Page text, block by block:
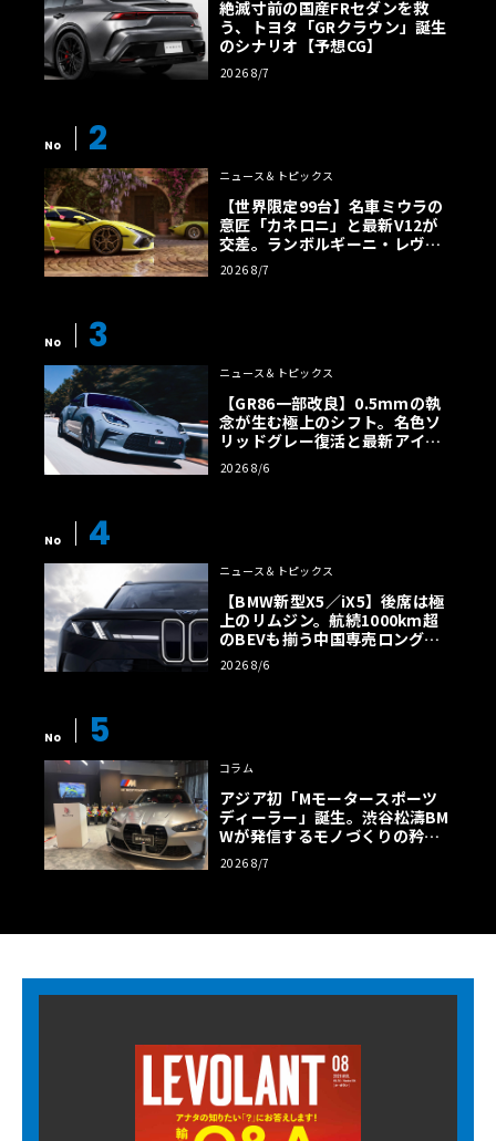
絶滅寸前の国産FRセダンを救
う、トヨタ「GRクラウン」誕生
のシナリオ【予想CG】
2026 8/7
No 2
ニュース＆トピックス
【世界限定99台】名車ミウラの
意匠「カネロニ」と最新V12が
交差。ランボルギーニ・レヴエ
ルトに60周年記念車が登場
2026 8/7
No 3
ニュース＆トピックス
【GR86一部改良】0.5mmの執
念が生む極上のシフト。名色ソ
リッドグレー復活と最新アイサ
イトでFRの極みへ
2026 8/6
No 4
ニュース＆トピックス
【BMW新型X5／iX5】後席は極
上のリムジン。航続1000km超
のBEVも揃う中国専売ロング仕
様の全貌
2026 8/6
No 5
コラム
アジア初「Mモータースポーツ
ディーラー」誕生。渋谷松濤BM
Wが発信するモノづくりの矜持
【木下隆之コラム】
2026 8/7